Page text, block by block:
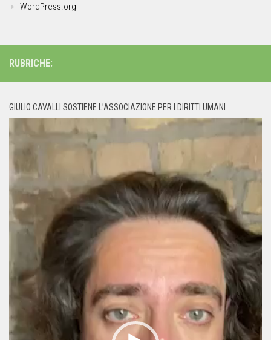
WordPress.org
RUBRICHE:
GIULIO CAVALLI SOSTIENE L’ASSOCIAZIONE PER I DIRITTI UMANI
Player